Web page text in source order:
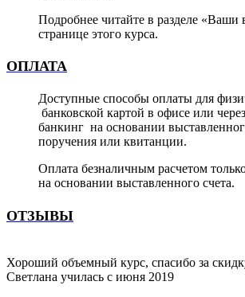
Подробнее читайте в разделе «Ваши
странице этого курса.
ОПЛАТА
Доступные способы оплаты для
банковской картой в офисе или
банкинг на основании
поручения или квитанции.
Оплата безналичным расчетом
на основании выставленного счета.
ОТЗЫВЫ
Хороший объемный курс, спасибо за
Светлана училась с июня 2019